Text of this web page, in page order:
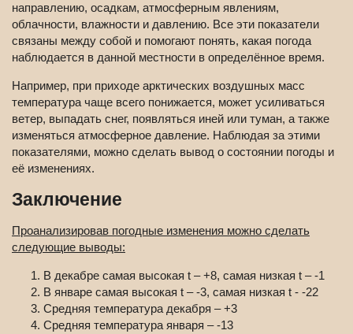
направлению, осадкам, атмосферным явлениям,
облачности, влажности и давлению. Все эти показатели
связаны между собой и помогают понять, какая погода
наблюдается в данной местности в определённое время.
Например, при приходе арктических воздушных масс
температура чаще всего понижается, может усиливаться
ветер, выпадать снег, появляться иней или туман, а также
изменяться атмосферное давление. Наблюдая за этими
показателями, можно сделать вывод о состоянии погоды и
её изменениях.
Заключение
Проанализировав погодные изменения можно сделать
следующие выводы:
В декабре самая высокая t – +8, самая низкая t – -1
В январе самая высокая t – -3, самая низкая t - -22
Средняя температура декабря – +3
Средняя температура января – -13